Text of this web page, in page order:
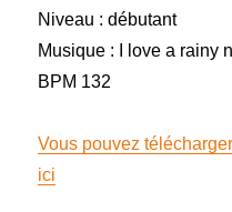
Niveau : débutant
Musique : I love a rainy
BPM 132
Vous pouvez
ici